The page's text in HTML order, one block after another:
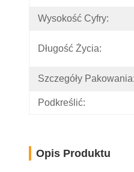
Wysokość Cyfry:
Długość Życia:
Szczegóły Pakowania:
Podkreślić:
Opis Produktu